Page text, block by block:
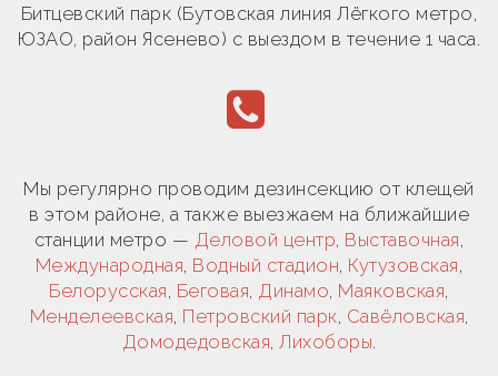
Битцевский парк (Бутовская линия Лёгкого метро,
ЮЗАО, район Ясенево) с выездом в течение 1 часа.
Мы регулярно проводим дезинсекцию от клещей
в этом районе, а также выезжаем на ближайшие
станции метро — Деловой центр, Выставочная,
Международная, Водный стадион, Кутузовская,
Белорусская, Беговая, Динамо, Маяковская,
Менделеевская, Петровский парк, Савёловская,
Домодедовская, Лихоборы.